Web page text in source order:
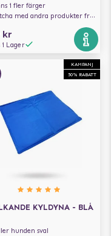
i fler färger
med andra produkter från Julius-K9
kr
i Lager
KAMPANJ
50% RABATT
KYLDYNA - BLÅ
hunden sval